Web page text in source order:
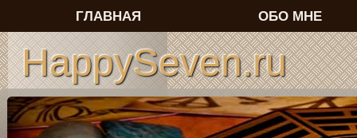
HappySeven.ru
ГЛАВНАЯ ОБО МНЕ